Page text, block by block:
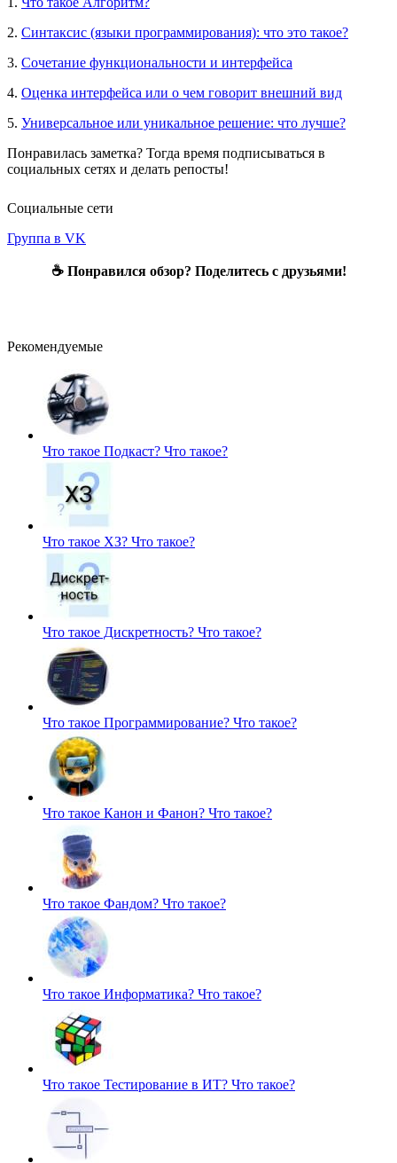
2. Синтаксис (языки программирования): что это такое?
3. Сочетание функциональности и интерфейса
4. Оценка интерфейса или о чем говорит внешний вид
5. Универсальное или уникальное решение: что лучше?
Понравилась заметка? Тогда время подписываться в
социальных сетях и делать репосты!
Социальные сети
Группа в VK
☕ Понравился обзор? Поделитесь с друзьями!
Рекомендуемые
Что такое Подкаст? Что такое?
Что такое ХЗ? Что такое?
Что такое Дискретность? Что такое?
Что такое Программирование? Что такое?
Что такое Канон и Фанон? Что такое?
Что такое Фандом? Что такое?
Что такое Информатика? Что такое?
Что такое Тестирование в ИТ? Что такое?